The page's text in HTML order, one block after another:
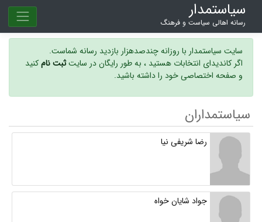
سیاستمدار
رسانه اهالی سیاست و فرهنگ
سایت سیاستمدار با روزانه چندصدهزار بازدید رسانه شماست.
اگر کاندیدای انتخابات هستید ، به طور رایگان در سایتثبت نامکنید
و صفحه اختصاصی خود را داشته باشید.
سیاستمداران
رضا شریفی نیا
جواد شایان خواه